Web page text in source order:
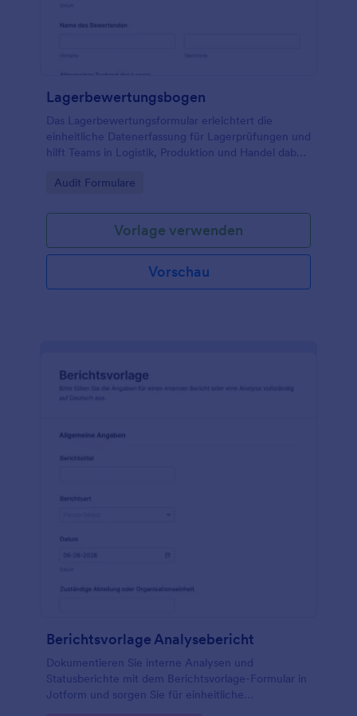
Lagerbewertungsbogen
Das Lagerbewertungsformular erleichtert die
einheitliche Datenerfassung für Lagerprüfungen und
hilft Teams in Logistik, Produktion und Handel dabei,
planbar abzuleiten.
Go to Category:
Audit Formulare
Vorlage verwenden
Vorschau
Berichtsvorlage Analysebericht
Dokumentieren Sie interne Analysen und
Statusberichte mit dem Berichtsvorlage-Formular in
Jotform und sorgen Sie für einheitliche